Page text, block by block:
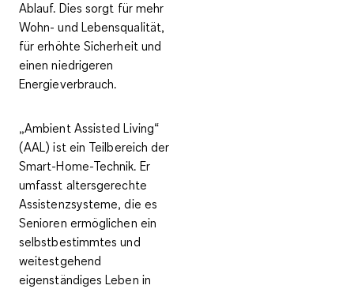
Ablauf. Dies sorgt für mehr
Wohn- und Lebensqualität,
für erhöhte Sicherheit und
einen niedrigeren
Energieverbrauch.
„Ambient Assisted Living“
(AAL) ist ein Teilbereich der
Smart-Home-Technik. Er
umfasst altersgerechte
Assistenzsysteme, die es
Senioren ermöglichen ein
selbstbestimmtes und
weitestgehend
eigenständiges Leben in